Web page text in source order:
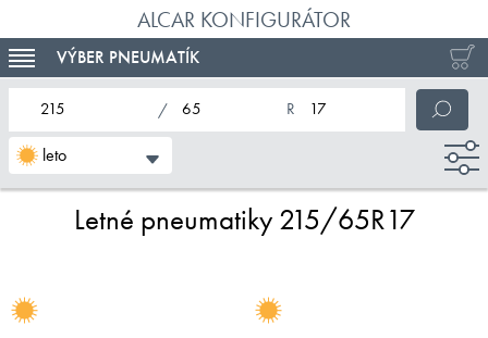
ALCAR KONFIGURÁTOR
TOGGLE NAVIGATION
VÝBER PNEUMATÍK
leto
nominálna šírka pneumatiky
profil pneumatiky
nominálny priemer pneumatiky
Letné pneumatiky 215/65R17